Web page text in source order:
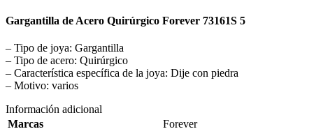
Gargantilla de Acero Quirúrgico Forever 73161S 5
– Tipo de joya: Gargantilla
– Tipo de acero: Quirúrgico
– Característica específica de la joya: Dije con piedra
– Motivo: varios
Información adicional
Marcas
Forever